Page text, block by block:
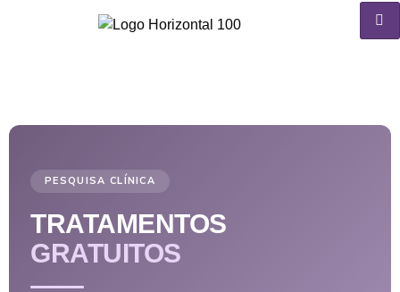
PESQUISA CLÍNICA
TRATAMENTOS
GRATUITOS